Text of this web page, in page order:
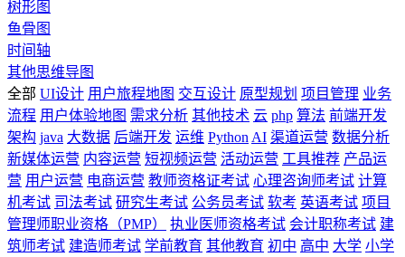
树形图
鱼骨图
时间轴
其他思维导图
全部 UI设计 用户旅程地图 交互设计 原型规划 项目管理 业务
流程 用户体验地图 需求分析 其他技术 云 php 算法 前端开发
架构 java 大数据 后端开发 运维 Python AI 渠道运营 数据分析
新媒体运营 内容运营 短视频运营 活动运营 工具推荐 产品运
营 用户运营 电商运营 教师资格证考试 心理咨询师考试 计算
机考试 司法考试 研究生考试 公务员考试 软考 英语考试 项目
管理师职业资格（PMP）
执业医师资格考试 会计职称考试 建
筑师考试 建造师考试 学前教育 其他教育 初中 高中 大学 小学